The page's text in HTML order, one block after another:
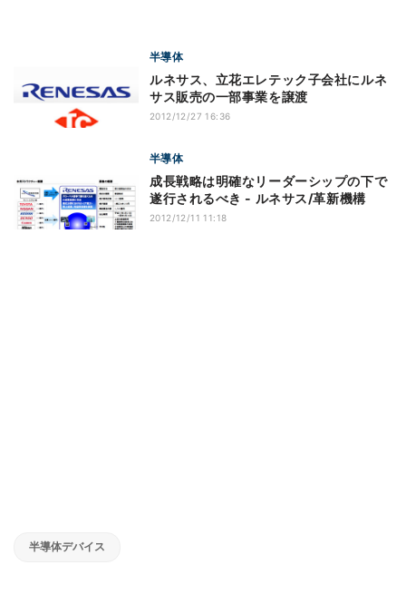
半導体
ルネサス、立花エレテック子会社にルネ
サス販売の一部事業を譲渡
2012/12/27 16:36
半導体
成長戦略は明確なリーダーシップの下で
遂行されるべき - ルネサス/革新機構
2012/12/11 11:18
半導体デバイス